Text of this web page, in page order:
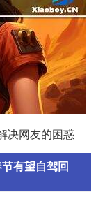
决网友的困惑
有望自驾回